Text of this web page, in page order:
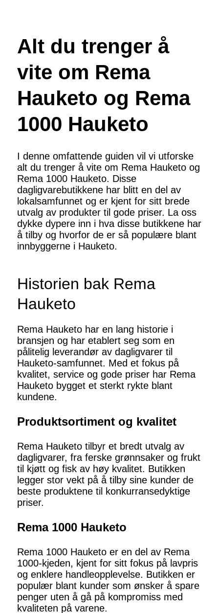
Alt du trenger å
vite om Rema
Hauketo og Rema
1000 Hauketo
I denne omfattende guiden vil vi utforske
alt du trenger å vite om Rema Hauketo og
Rema 1000 Hauketo. Disse
dagligvarebutikkene har blitt en del av
lokalsamfunnet og er kjent for sitt brede
utvalg av produkter til gode priser. La oss
dykke dypere inn i hva disse butikkene har
å tilby og hvorfor de er så populære blant
innbyggerne i Hauketo.
Historien bak Rema
Hauketo
Rema Hauketo har en lang historie i
bransjen og har etablert seg som en
pålitelig leverandør av dagligvarer til
Hauketo-samfunnet. Med et fokus på
kvalitet, service og gode priser har Rema
Hauketo bygget et sterkt rykte blant
kundene.
Produktsortiment og kvalitet
Rema Hauketo tilbyr et bredt utvalg av
dagligvarer, fra ferske grønnsaker og frukt
til kjøtt og fisk av høy kvalitet. Butikken
legger stor vekt på å tilby sine kunder de
beste produktene til konkurransedyktige
priser.
Rema 1000 Hauketo
Rema 1000 Hauketo er en del av Rema
1000-kjeden, kjent for sitt fokus på lavpris
og enklere handleopplevelse. Butikken er
populær blant kunder som ønsker å spare
penger uten å gå på kompromiss med
kvaliteten på varene.